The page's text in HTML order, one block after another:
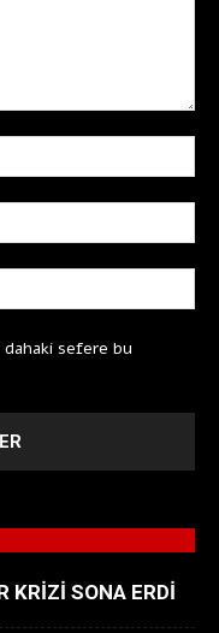
sefere bu
KRİZİ SONA ERDİ